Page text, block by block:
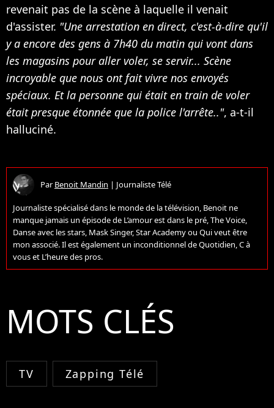
revenait pas de la scène à laquelle il venait
d'assister. "Une arrestation en direct, c'est-à-dire qu'il
y a encore des gens à 7h40 du matin qui vont dans
les magasins pour aller voler, se servir... Scène
incroyable que nous ont fait vivre nos envoyés
spéciaux. Et la personne qui était en train de voler
était presque étonnée que la police l'arrête..", a-t-il
halluciné.
ParBenoit Mandin | Journaliste Télé
Journaliste spécialisé dans le monde de la télévision, Benoit ne
manque jamais un épisode de L’amour est dans le pré, The Voice,
Danse avec les stars, Mask Singer, Star Academy ou Qui veut être
mon associé. Il est également un inconditionnel de Quotidien, C à
vous et L’heure des pros.
MOTS CLÉS
TV Zapping Télé